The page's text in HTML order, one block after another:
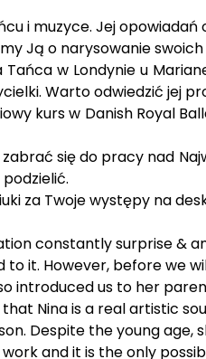
i muzyce. Jej opowiadań
Ją o narysowanie swoich
w Londynie u
Warto odwiedzić jej
kurs w Danish Royal
się do pracy nad
podzielić.
za Twoje występy na
constantly surprise &
it. However, before we
introduced us to her
Nina is a real artistic
Despite the young age,
and it is the only